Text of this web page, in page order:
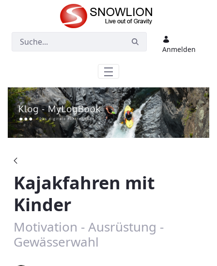
Zum Hauptinhalt springen
Anmelden
Kajakfahren mit
Kinder
Motivation - Ausrüstung -
Gewässerwahl